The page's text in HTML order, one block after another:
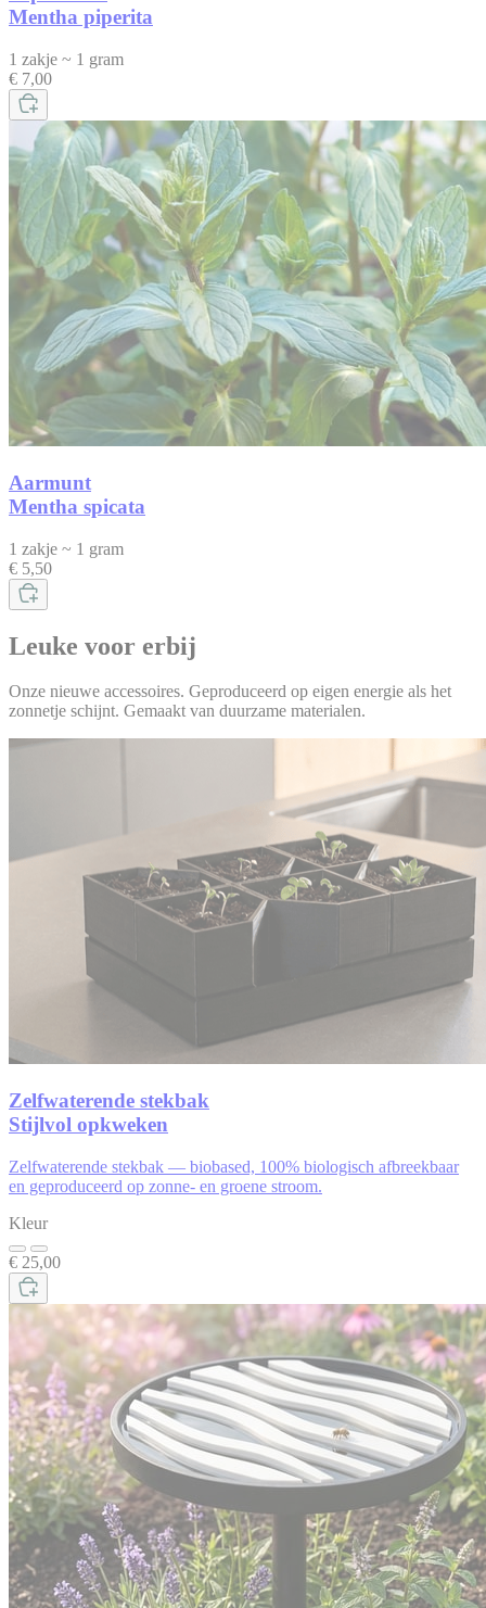
Mentha piperita
1 zakje ~ 1 gram
€ 7,00
Aarmunt
Mentha spicata
1 zakje ~ 1 gram
€ 5,50
Leuke voor erbij
Onze nieuwe accessoires. Geproduceerd op eigen energie als het
zonnetje schijnt. Gemaakt van duurzame materialen.
Zelfwaterende stekbak
Stijlvol opkweken
Zelfwaterende stekbak — biobased, 100% biologisch afbreekbaar
en geproduceerd op zonne- en groene stroom.
Kleur
€ 25,00